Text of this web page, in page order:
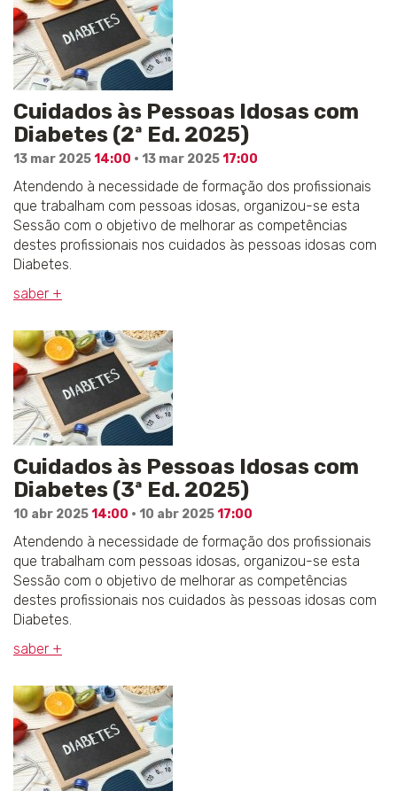
Cuidados às Pessoas Idosas com
Diabetes (2ª Ed. 2025)
13 mar 202514:00 · 13 mar 202517:00
Atendendo à necessidade de formação dos profissionais
que trabalham com pessoas idosas, organizou-se esta
Sessão com o objetivo de melhorar as competências
destes profissionais nos cuidados às pessoas idosas com
Diabetes.
saber +
Cuidados às Pessoas Idosas com
Diabetes (3ª Ed. 2025)
10 abr 202514:00 · 10 abr 202517:00
Atendendo à necessidade de formação dos profissionais
que trabalham com pessoas idosas, organizou-se esta
Sessão com o objetivo de melhorar as competências
destes profissionais nos cuidados às pessoas idosas com
Diabetes.
saber +